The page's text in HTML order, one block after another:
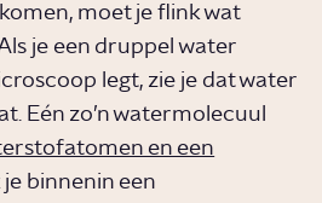
moet je flink wat
je een druppel water
legt, zie je dat water
Eén zo’n watermolecuul
en een
je binnenin een